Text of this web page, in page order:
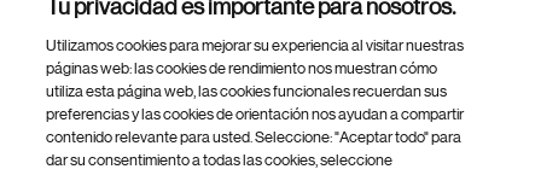
Footer Site Search
Tu privacidad es importante para nosotros.
Utilizamos cookies para mejorar su experiencia al visitar nuestras
páginas web: las cookies de rendimiento nos muestran cómo
utiliza esta página web, las cookies funcionales recuerdan sus
preferencias y las cookies de orientación nos ayudan a compartir
contenido relevante para usted. Seleccione: "Aceptar todo" para
dar su consentimiento a todas las cookies, seleccione